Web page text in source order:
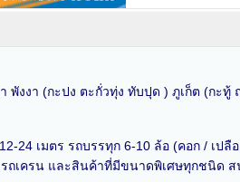
งงา (กะปง ตะกั่วทุ่ง ทับปุด ) ภูเก็ต (กะทู้
24 เมตร รถบรรทุก 6-10 ล้อ (คอก / เป
รถเครน และสินค้าที่มีขนาดพิเศษทุกชนิด